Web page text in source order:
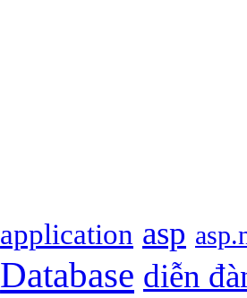
application asp
Database diễn